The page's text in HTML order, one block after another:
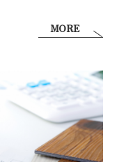
MORE